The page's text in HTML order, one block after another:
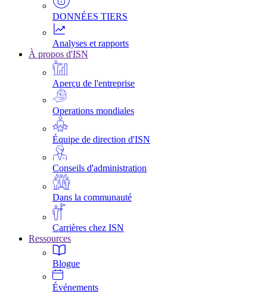
DONNÉES TIERS
Analyses et rapports
À propos d'ISN
Aperçu de l'entreprise
Operations mondiales
Équipe de direction d'ISN
Conseils d'administration
Dans la communauté
Carrières chez ISN
Ressources
Blogue
Événements